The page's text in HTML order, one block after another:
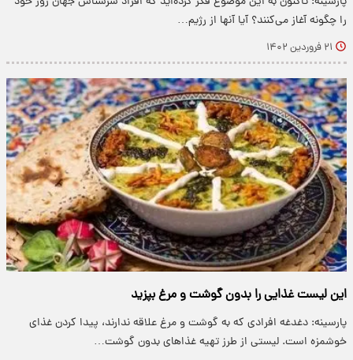
را چگونه آغاز می‌کنند؟ آیا آنها از رژیم…
۲۱ فروردین ۱۴۰۲
این لیست غذایی را بدون گوشت و مرغ بپزید
پارسینه: دغدغه افرادی که به گوشت و مرغ علاقه ندارند، پیدا کردن غذای
خوشمزه است. لیستی از طرز تهیه غذاهای بدون گوشت…